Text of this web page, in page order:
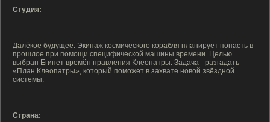
Студия:
Далёкое будущее. Экипаж космического корабля планирует попасть в
прошлое при помощи специфической машины времени. Целью
выбран Египет времён правления Клеопатры. Задача - разгадать
«План Клеопатры», который поможет в захвате новой звёздной
системы.
Страна: